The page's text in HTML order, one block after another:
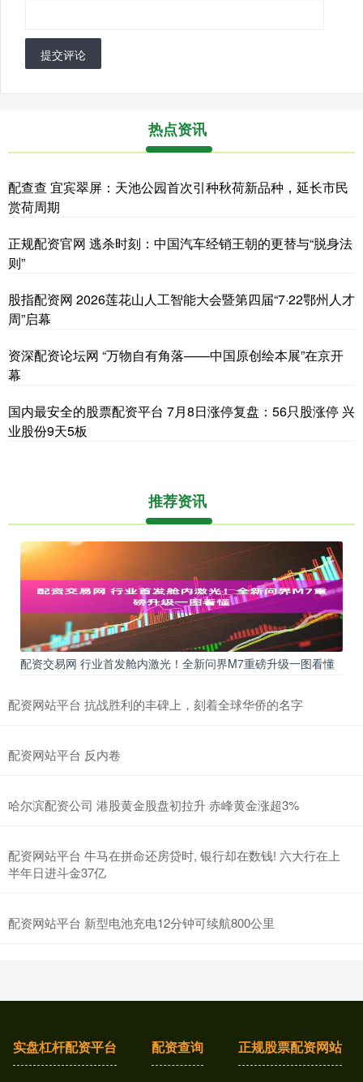
提交评论
热点资讯
配查查 宜宾翠屏：天池公园首次引种秋荷新品种，延长市民
赏荷周期
正规配资官网 逃杀时刻：中国汽车经销王朝的更替与“脱身法
则”
股指配资网 2026莲花山人工智能大会暨第四届“7·22鄂州人才
周”启幕
资深配资论坛网 “万物自有角落——中国原创绘本展”在京开
幕
国内最安全的股票配资平台 7月8日涨停复盘：56只股涨停 兴
业股份9天5板
推荐资讯
配资交易网 行业首发舱内激光！全新问界M7重磅升级一图看懂
配资网站平台 抗战胜利的丰碑上，刻着全球华侨的名字
配资网站平台 反内卷
哈尔滨配资公司 港股黄金股盘初拉升 赤峰黄金涨超3%
配资网站平台 牛马在拼命还房贷时, 银行却在数钱! 六大行在上
半年日进斗金37亿
配资网站平台 新型电池充电12分钟可续航800公里
实盘杠杆配资平台 配资查询 正规股票配资网站